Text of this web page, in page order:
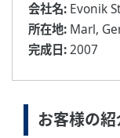
会社名: Evonik
所在地: Marl,
完成日:2007
お客様の